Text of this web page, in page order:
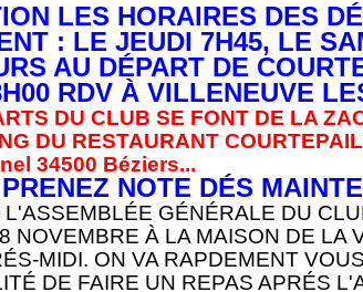
LES HORAIRES DES
: LE JEUDI 7H45, LE
AU DÉPART DE
RDV À VILLENEUVE
DU CLUB SE FONT DE LA
DU RESTAURANT
34500 Béziers...
PRENEZ NOTE DÉS
L'ASSEMBLÉE GÉNÉRALE DU
NOVEMBRE À LA MAISON DE LA
MIDI. ON VA RAPDEMENT
DE FAIRE UN REPAS APRÉS